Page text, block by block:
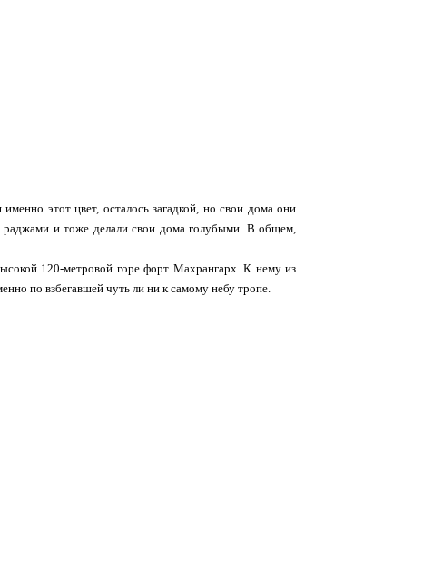
этот цвет, осталось загадкой, но свои дома они
раджами и тоже делали свои дома голубыми. В общем,
120-метровой горе форт Махрангарх. К нему из
по взбегавшей чуть ли ни к самому небу тропе.